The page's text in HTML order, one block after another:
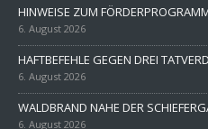
HINWEISE ZUM
6. August 2026
HAFTBEFEHLE GEGEN DREI
6. August 2026
WALDBRAND NAHE DER
6. August 2026